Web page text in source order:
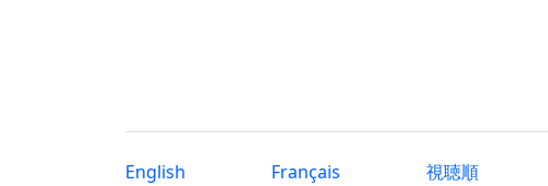
English Français 視聴順